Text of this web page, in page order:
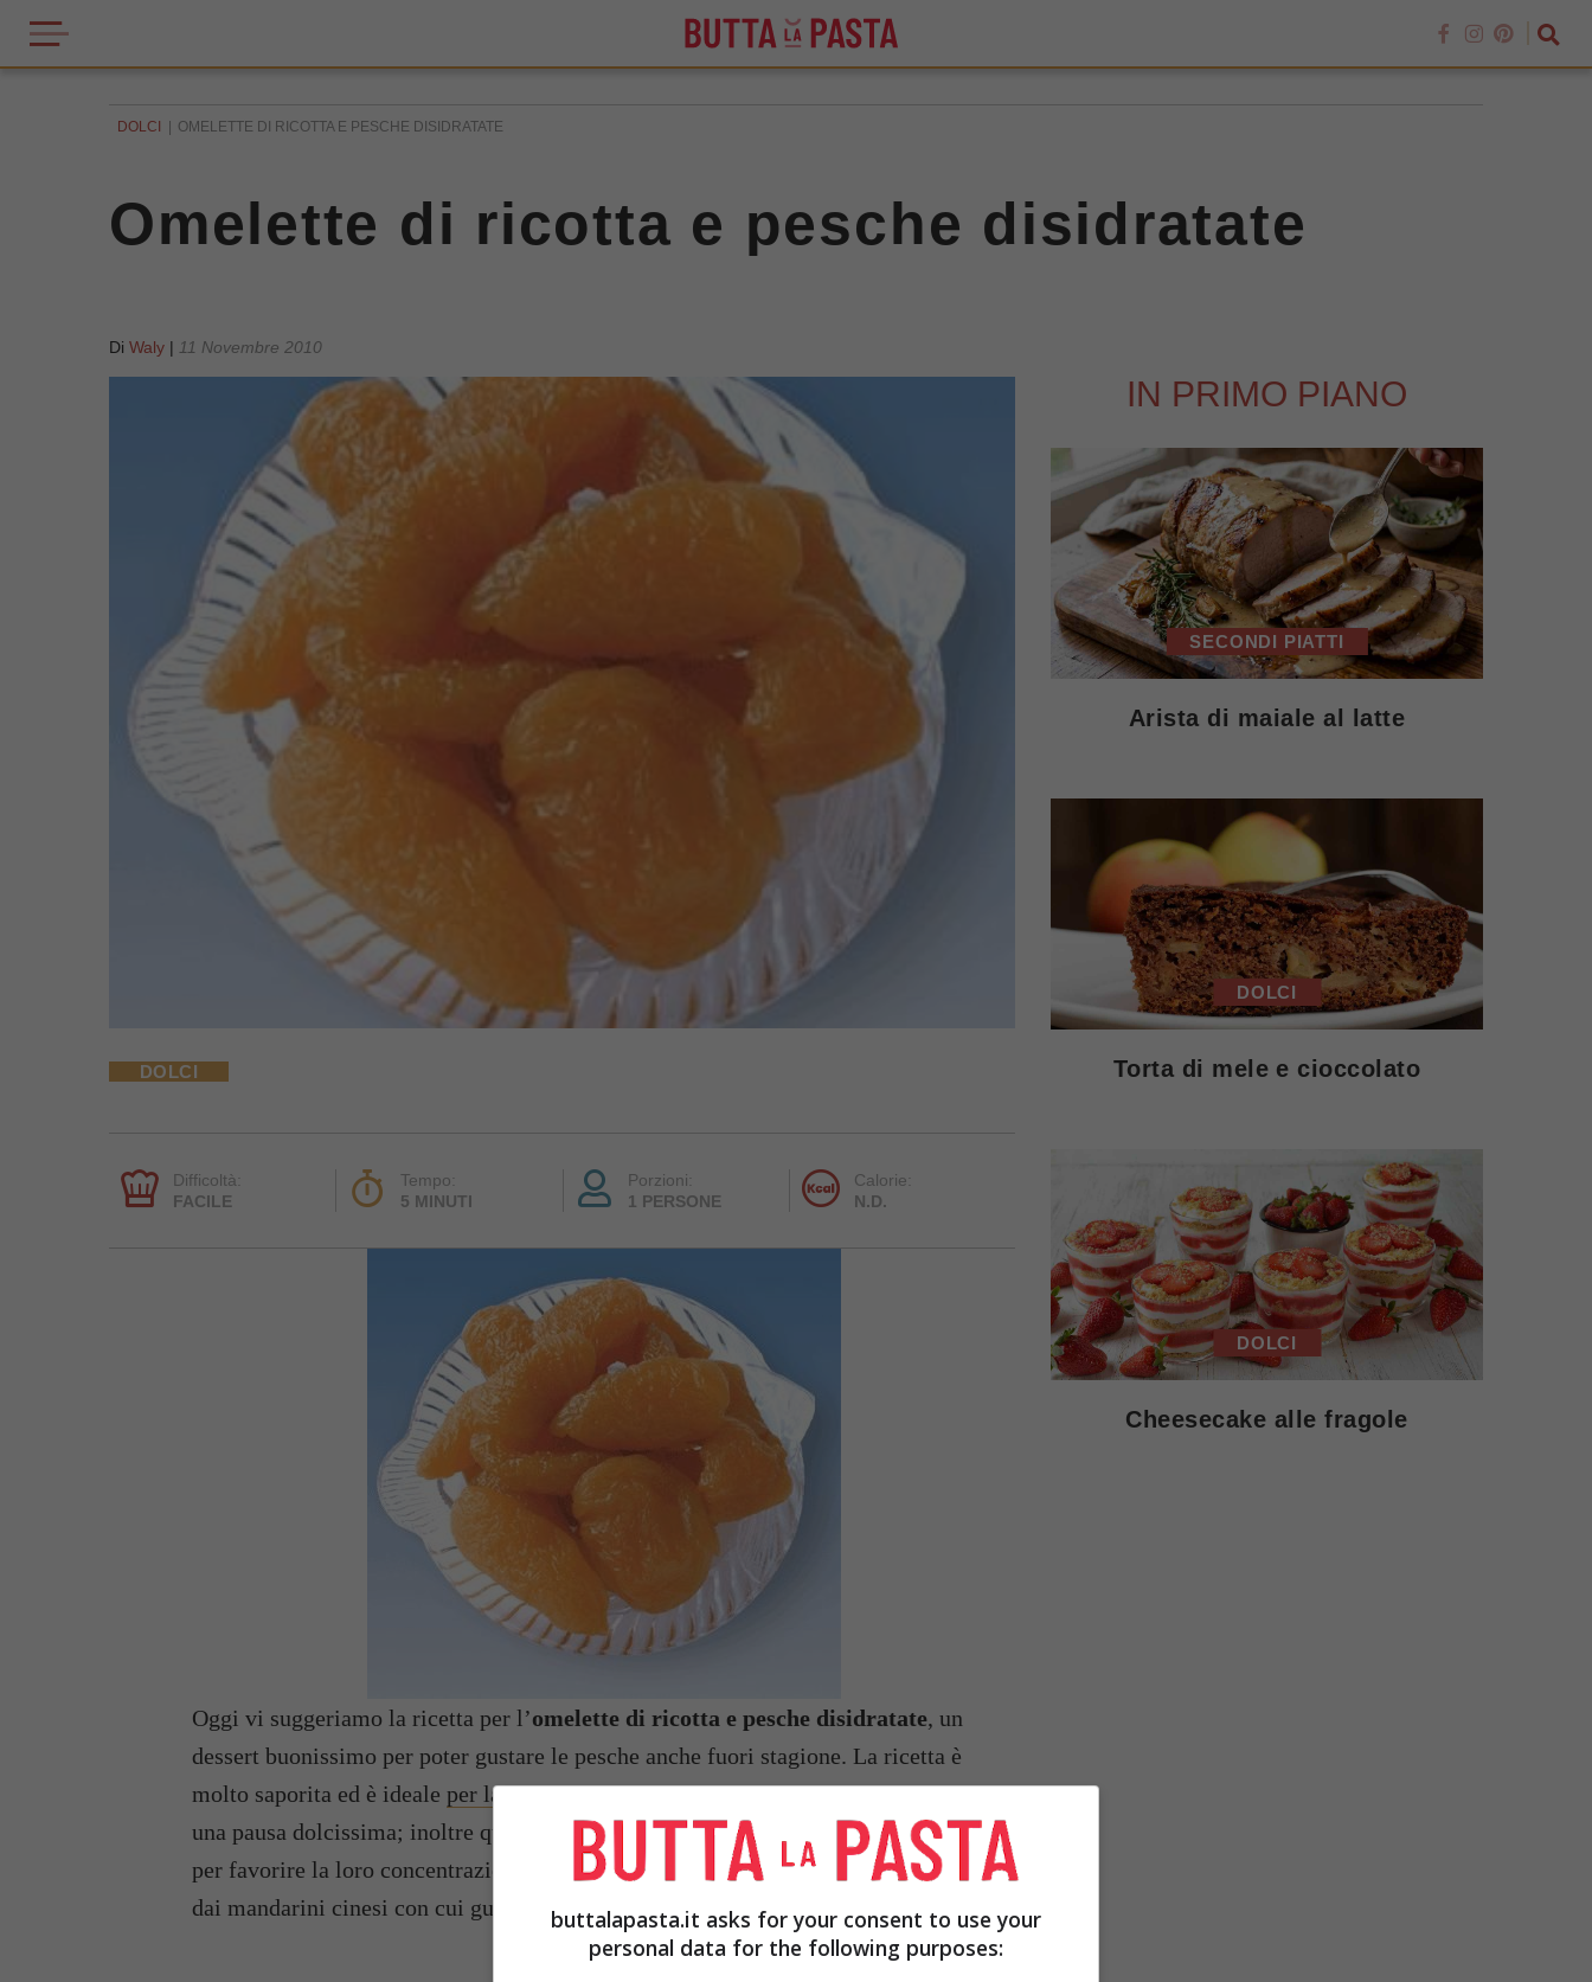
DOLCI OMELETTE DI RICOTTA E PESCHE DISIDRATATE
Omelette di ricotta e pesche disidratate
Di Waly | 11 Novembre 2010
DOLCI
Difficoltà:
FACILE
Tempo:
5 MINUTI
Porzioni:
1 PERSONE
Calorie:
N.D.
Oggi vi suggeriamo la ricetta per l’omelette di ricotta e pesche disidratate, un
dessert buonissimo per poter gustare le pesche anche fuori stagione. La ricetta è
molto saporita ed è ideale per la merenda del pomeriggio dei vostri bambinio per
una pausa dolcissima; inoltre queste omelette sono molto ricche di elementi nutritivi
per favorire la loro concentrazione durante lo studio e di vitamine, date soprattutto
dai mandarini cinesi con cui guarniremo il dolce.
IN PRIMO PIANO
SECONDI PIATTI
Arista di maiale al latte
DOLCI
Torta di mele e cioccolato
DOLCI
Cheesecake alle fragole
buttalapasta.it asks for your consent to use your
personal data for the following purposes: